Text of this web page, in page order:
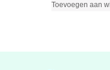
Toevoegen aan